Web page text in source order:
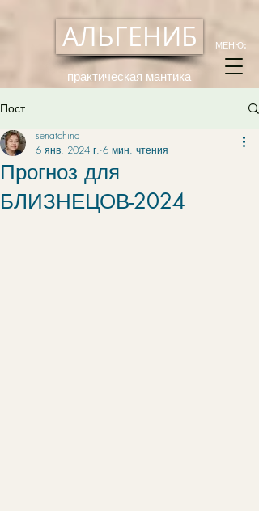
АЛЬГЕНИБ
практическая мантика
МЕНЮ:
Пост
Прогноз для
БЛИЗНЕЦОВ-2024
senatchina
6 янв. 2024 г. 6 мин. чтения